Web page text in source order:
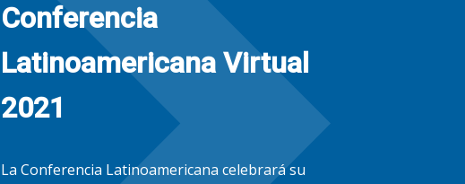
Conferencia
Latinoamericana Virtual
2021
La Conferencia Latinoamericana celebrará su